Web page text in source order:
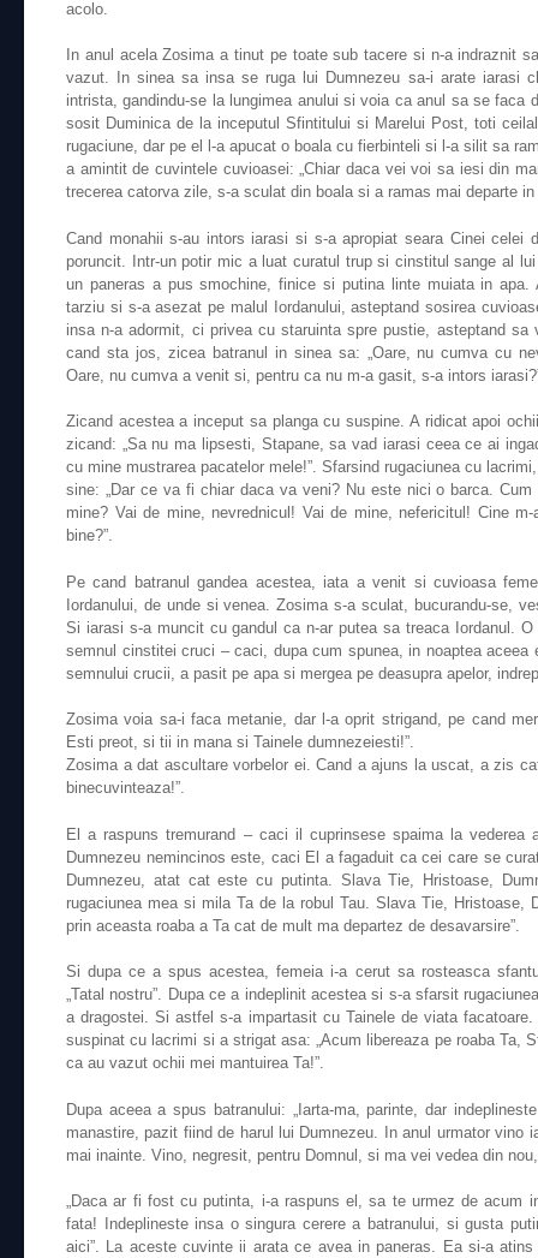
acolo.
In anul acela Zosima a tinut pe toate sub tacere si n-a indraznit
vazut. In sinea sa insa se ruga lui Dumnezeu sa-i arate iarasi
intrista, gandindu-se la lungimea anului si voia ca anul sa se faca
sosit Duminica de la inceputul Sfintitului si Marelui Post, toti
rugaciune, dar pe el l-a apucat o boala cu fierbinteli si l-a silit sa
a amintit de cuvintele cuvioasei: „Chiar daca vei voi sa iesi din
trecerea catorva zile, s-a sculat din boala si a ramas mai departe
Cand monahii s-au intors iarasi si s-a apropiat seara Cinei celei
poruncit. Intr-un potir mic a luat curatul trup si cinstitul sange al
un paneras a pus smochine, finice si putina linte muiata in
tarziu si s-a asezat pe malul Iordanului, asteptand sosirea
insa n-a adormit, ci privea cu staruinta spre pustie, asteptand
cand sta jos, zicea batranul in sinea sa: „Oare, nu cumva cu
Oare, nu cumva a venit si, pentru ca nu m-a gasit, s-a intors
Zicand acestea a inceput sa planga cu suspine. A ridicat apoi
zicand: „Sa nu ma lipsesti, Stapane, sa vad iarasi ceea ce ai
cu mine mustrarea pacatelor mele!”. Sfarsind rugaciunea cu
sine: „Dar ce va fi chiar daca va veni? Nu este nici o barca.
mine? Vai de mine, nevrednicul! Vai de mine, nefericitul! Cine
bine?”.
Pe cand batranul gandea acestea, iata a venit si cuvioasa
Iordanului, de unde si venea. Zosima s-a sculat, bucurandu-se,
Si iarasi s-a muncit cu gandul ca n-ar putea sa treaca Iordanul.
semnul cinstitei cruci – caci, dupa cum spunea, in noaptea aceea
semnului crucii, a pasit pe apa si mergea pe deasupra apelor,
Zosima voia sa-i faca metanie, dar l-a oprit strigand, pe cand
Esti preot, si tii in mana si Tainele dumnezeiesti!”.
Zosima a dat ascultare vorbelor ei. Cand a ajuns la uscat, a zis
binecuvinteaza!”.
El a raspuns tremurand – caci il cuprinsese spaima la vederea
Dumnezeu nemincinos este, caci El a fagaduit ca cei care se
Dumnezeu, atat cat este cu putinta. Slava Tie, Hristoase,
rugaciunea mea si mila Ta de la robul Tau. Slava Tie, Hristoase,
prin aceasta roaba a Ta cat de mult ma departez de desavarsire”.
Si dupa ce a spus acestea, femeia i-a cerut sa rosteasca
„Tatal nostru”. Dupa ce a indeplinit acestea si s-a sfarsit
a dragostei. Si astfel s-a impartasit cu Tainele de viata
suspinat cu lacrimi si a strigat asa: „Acum libereaza pe roaba Ta,
ca au vazut ochii mei mantuirea Ta!”.
Dupa aceea a spus batranului: „Iarta-ma, parinte, dar
manastire, pazit fiind de harul lui Dumnezeu. In anul urmator vino
mai inainte. Vino, negresit, pentru Domnul, si ma vei vedea din
„Daca ar fi fost cu putinta, i-a raspuns el, sa te urmez de acum
fata! Indeplineste insa o singura cerere a batranului, si gusta
aici”. La aceste cuvinte ii arata ce avea in paneras. Ea si-a